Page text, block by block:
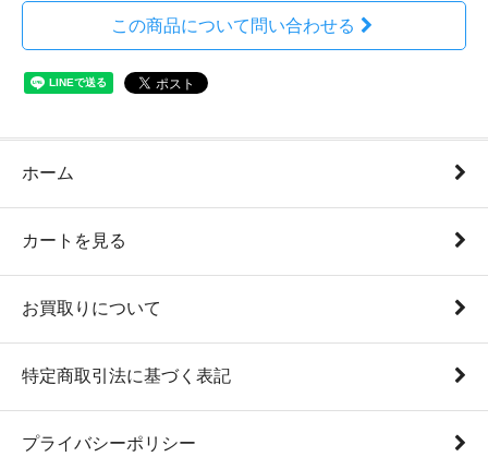
この商品について問い合わせる
ホーム
カートを見る
お買取りについて
特定商取引法に基づく表記
プライバシーポリシー